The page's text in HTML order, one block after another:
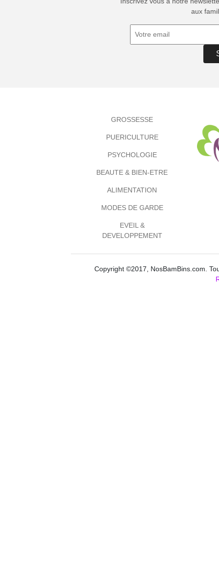
aux
GROSSESSE
PUERICULTURE
PSYCHOLOGIE
BEAUTE & BIEN-ETRE
ALIMENTATION
MODES DE GARDE
EVEIL &
DEVELOPPEMENT
Copyright ©2017, NosBamBins.com.